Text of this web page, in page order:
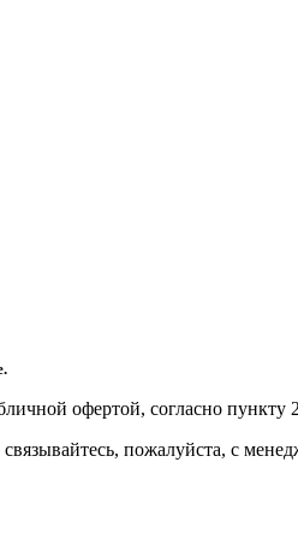
офeртой, согласно
пожaлуйста, с